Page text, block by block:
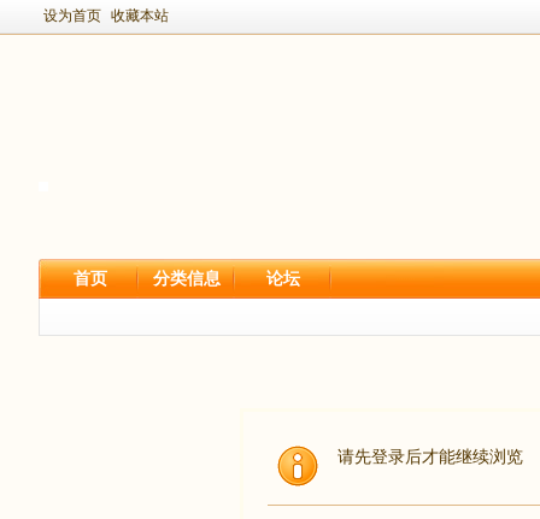
设为首页 收藏本站
首页 分类信息 论坛
请先登录后才能继续浏览